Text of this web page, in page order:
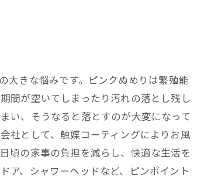
大きな悩みです。ピンクぬめりは繁殖能
間が空いてしまったり汚れの落とし残し
い、そうなると落とすのが大変になって
社として、触媒コーティングによりお風
頃の家事の負担を減らし、快適な生活を
ア、シャワーヘッドなど、ピンポイント